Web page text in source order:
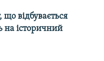
відбувається
на історичний